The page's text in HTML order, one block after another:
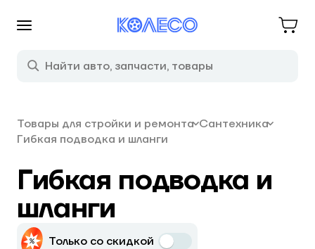
Товары для стройки и ремонта Сантехника
Гибкая подводка и шланги
Гибкая подводка и
шланги
Только со скидкой